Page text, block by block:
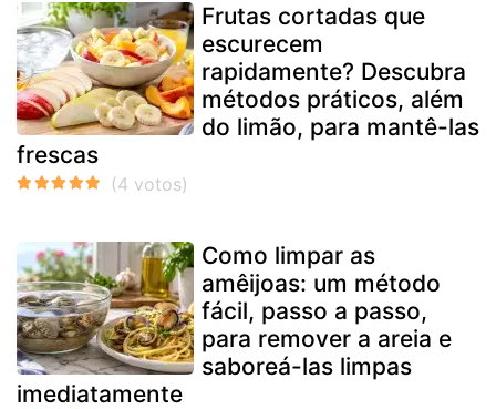
Frutas cortadas que
escurecem
rapidamente? Descubra
métodos práticos, além
do limão, para mantê-las
frescas
Como limpar as
amêijoas: um método
fácil, passo a passo,
para remover a areia e
saboreá-las limpas
imediatamente